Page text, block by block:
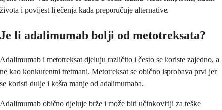
života i povijest liječenja kada preporučuje alternative.
Je li adalimumab bolji od metotreksata?
Adalimumab i metotreksat djeluju različito i često se koriste zajedno, a
ne kao konkurentni tretmani. Metotreksat se obično isprobava prvi jer
se koristi dulje i košta manje od adalimumaba.
Adalimumab obično djeluje brže i može biti učinkovitiji za teške